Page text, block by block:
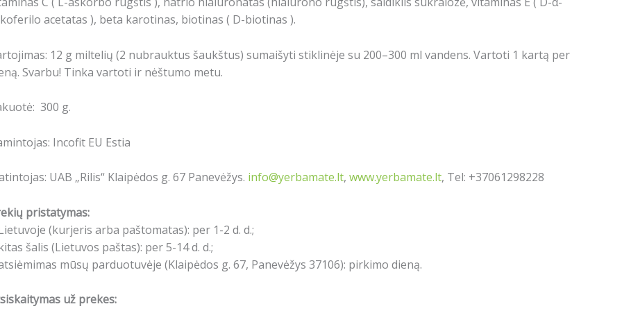
acetatas ), beta karotinas, biotinas ( D-biotinas ).
12 g miltelių (2 nubrauktus šaukštus) sumaišyti stiklinėje su 200–300 ml vandens. Vartoti 1 kartą per
Svarbu! Tinka vartoti ir nėštumo metu.
300 g.
Incofit EU Estia
UAB „Rilis“ Klaipėdos g. 67 Panevėžys. info@yerbamate.lt, www.yerbamate.lt, Tel: +37061298228
pristatymas:
(kurjeris arba paštomatas): per 1-2 d. d.;
šalis (Lietuvos paštas): per 5-14 d. d.;
mūsų parduotuvėje (Klaipėdos g. 67, Panevėžys 37106): pirkimo dieną.
už prekes: